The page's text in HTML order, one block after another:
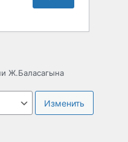
Ж.Баласагына